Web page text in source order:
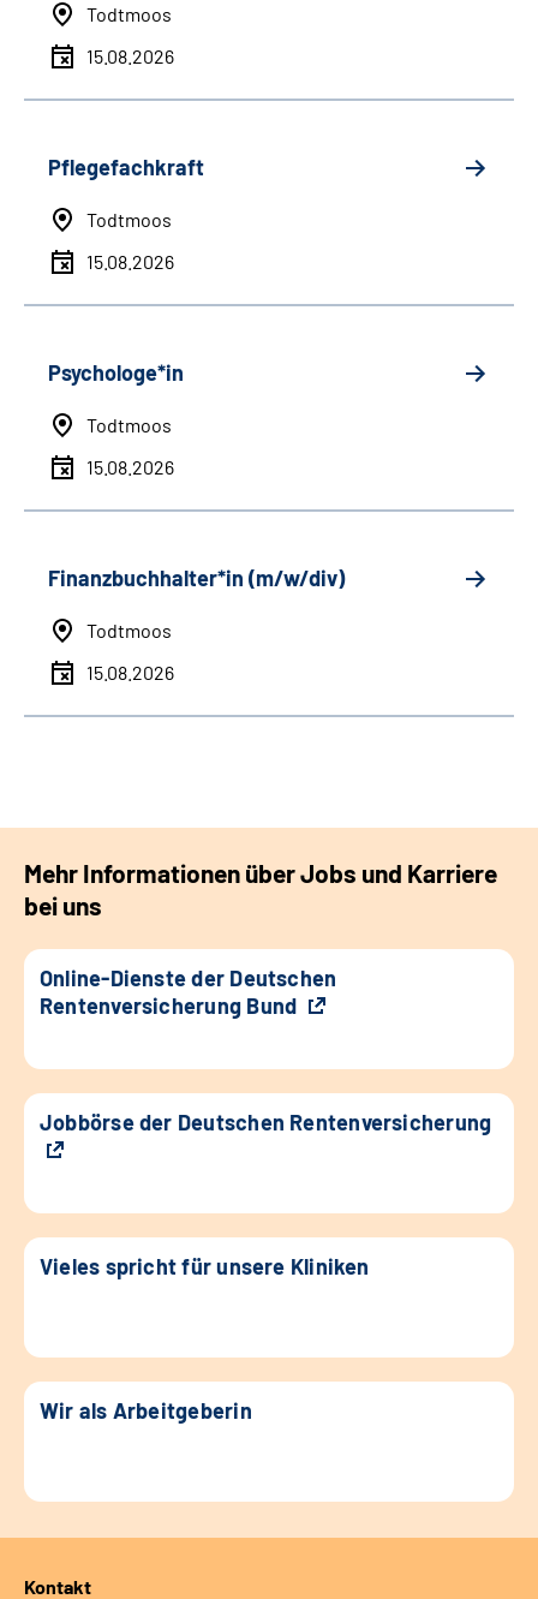
Todtmoos
15.08.2026
Pflegefachkraft
Todtmoos
15.08.2026
Psychologe*in
Todtmoos
15.08.2026
Finanzbuchhalter*in (m/w/div)
Todtmoos
15.08.2026
Mehr Informationen über Jobs und Karriere
bei uns
Online-Dienste der Deutschen
Rentenversicherung Bund
Jobbörse der Deutschen Rentenversicherung
Vieles spricht für unsere Kliniken
Wir als Arbeitgeberin
Kontakt